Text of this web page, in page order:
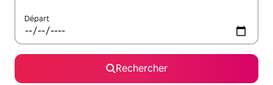
Départ
Rechercher